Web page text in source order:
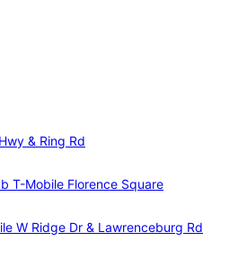
& Ring Rd
T-Mobile Florence Square
W Ridge Dr & Lawrenceburg Rd